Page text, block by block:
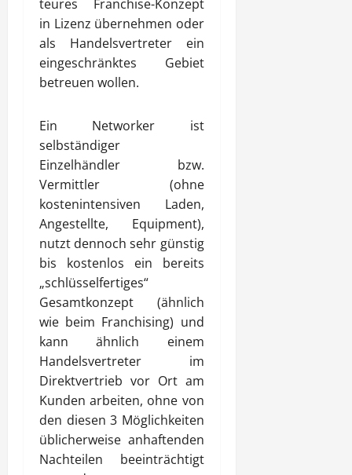
teures Franchise-Konzept
in Lizenz übernehmen oder
als Handelsvertreter ein
eingeschränktes Gebiet
betreuen wollen.
Ein Networker ist
selbständiger
Einzelhändler bzw.
Vermittler (ohne
kostenintensiven Laden,
Angestellte, Equipment),
nutzt dennoch sehr günstig
bis kostenlos ein bereits
„schlüsselfertiges“
Gesamtkonzept (ähnlich
wie beim Franchising) und
kann ähnlich einem
Handelsvertreter im
Direktvertrieb vor Ort am
Kunden arbeiten, ohne von
den diesen 3 Möglichkeiten
üblicherweise anhaftenden
Nachteilen beeinträchtigt